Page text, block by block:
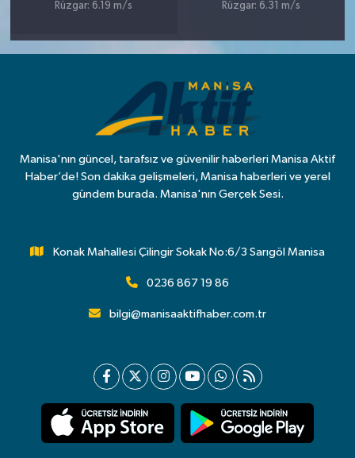
Rüzgar: 6.19 m/s
Rüzgar: 6.31 m/s
Manisa'nın güncel, tarafsız ve güvenilir haberleri Manisa Aktif
Haber’de! Son dakika gelişmeleri, Manisa haberleri ve yerel
gündem burada. Manisa'nın Gerçek Sesi.
Konak Mahallesi Çilingir Sokak No:6/3 Sarıgöl Manisa
0236 867 19 86
bilgi@manisaaktifhaber.com.tr